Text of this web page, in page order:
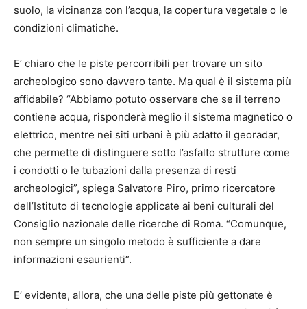
suolo, la vicinanza con l’acqua, la copertura vegetale o le
condizioni climatiche.
E’ chiaro che le piste percorribili per trovare un sito
archeologico sono davvero tante. Ma qual è il sistema più
affidabile? “Abbiamo potuto osservare che se il terreno
contiene acqua, risponderà meglio il sistema magnetico o
elettrico, mentre nei siti urbani è più adatto il georadar,
che permette di distinguere sotto l’asfalto strutture come
i condotti o le tubazioni dalla presenza di resti
archeologici”, spiega Salvatore Piro, primo ricercatore
dell’Istituto di tecnologie applicate ai beni culturali del
Consiglio nazionale delle ricerche di Roma. “Comunque,
non sempre un singolo metodo è sufficiente a dare
informazioni esaurienti”.
E’ evidente, allora, che una delle piste più gettonate è